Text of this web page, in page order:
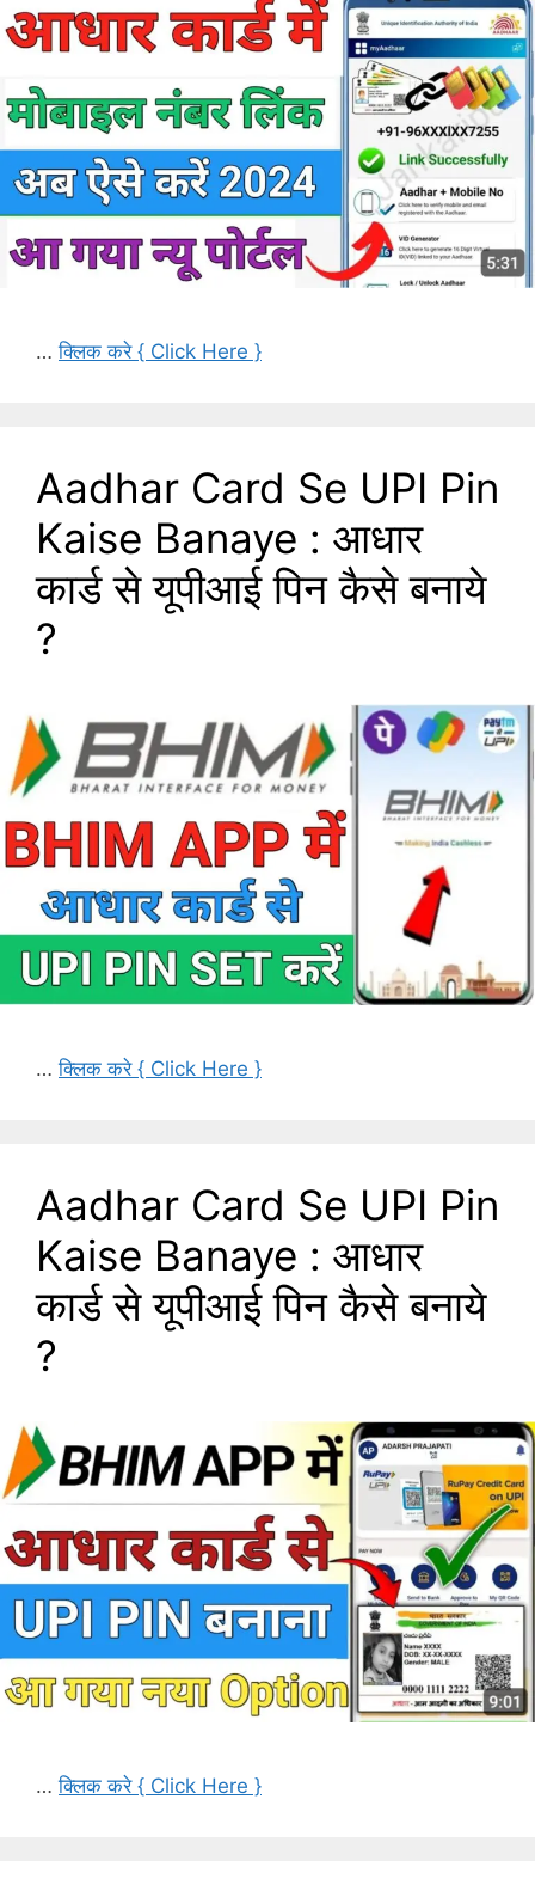
…क्लिक करे { Click Here }
Aadhar Card Se UPI Pin
Kaise Banaye : आधार
कार्ड से यूपीआई पिन कैसे बनाये
?
…क्लिक करे { Click Here }
Aadhar Card Se UPI Pin
Kaise Banaye : आधार
कार्ड से यूपीआई पिन कैसे बनाये
?
…क्लिक करे { Click Here }